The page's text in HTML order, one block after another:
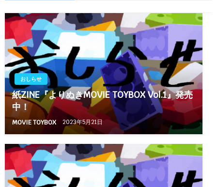
ン
おしらせ
紙ZINE『よりぬきMOVIE TOYBOX Vol.1』発売
中！
MOVIE TOYBOX 2023年5月21日